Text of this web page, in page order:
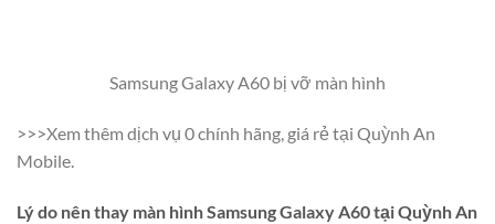
Samsung Galaxy A60 bị vỡ màn hình
>>>Xem thêm dịch vụ 0 chính hãng, giá rẻ tại Quỳnh An
Mobile.
Lý do nên thay màn hình Samsung Galaxy A60 tại Quỳnh An